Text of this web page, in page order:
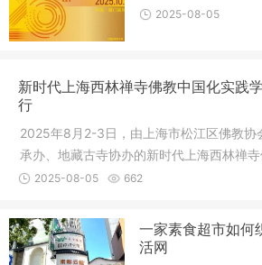
2025-08-05
新时代上海西林禅寺佛教中国化实践
行
2025年8月2-3日，由上海市松江区佛教协
承办、地藏古寺协办的新时代上海西林禅
研讨会在
2025-08-05 662
一家素食超市如何
活网